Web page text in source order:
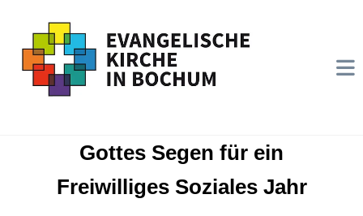
Gottes Segen für ein
Freiwilliges Soziales Jahr